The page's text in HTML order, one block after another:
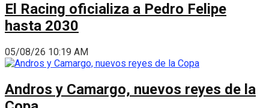
El Racing oficializa a Pedro Felipe
hasta 2030
05/08/26 10:19 AM
Andros y Camargo, nuevos reyes de la